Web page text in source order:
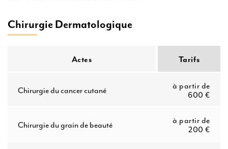
Chirurgie Dermatologique
Actes Tarifs
Chirurgie du cancer cutané
à partir de
600 €
Chirurgie du grain de beauté
à partir de
200 €